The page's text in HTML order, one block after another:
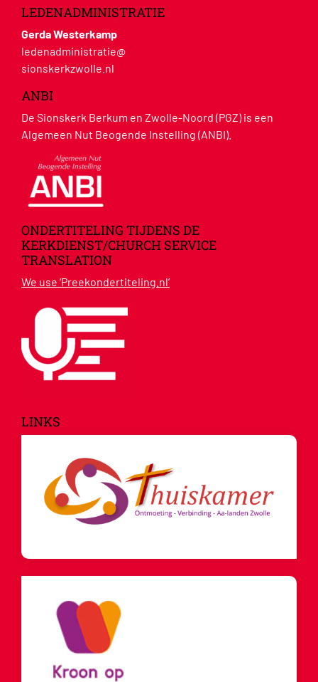
LEDENADMINISTRATIE
Gerda Westerkamp
ledenadministratie@
sionskerkzwolle.nl
ANBI
De Sionskerk Berkum en Zwolle-Noord (PGZ) is een
Algemeen Nut Beogende Instelling (ANBI).
ONDERTITELING TIJDENS DE
KERKDIENST/CHURCH SERVICE
TRANSLATION
We use ‘Preekondertiteling.nl’
LINKS